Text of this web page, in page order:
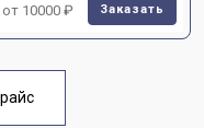
от 10000 ₽ Заказать